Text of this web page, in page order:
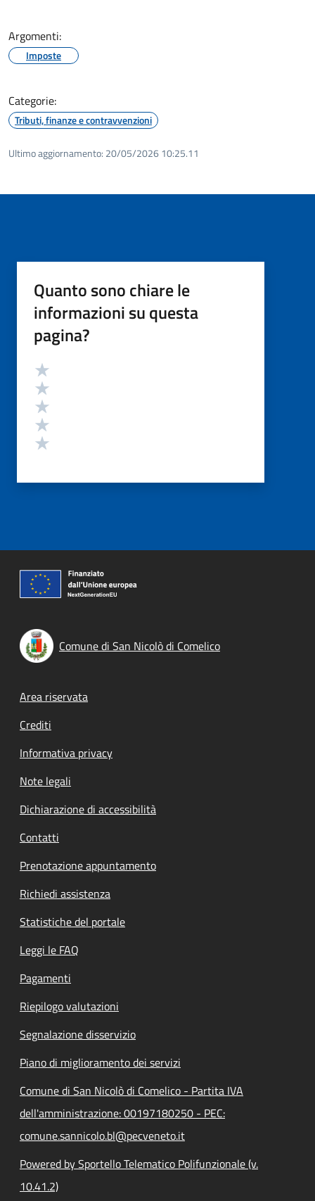
Argomenti:
Imposte
Categorie:
Tributi, finanze e contravvenzioni
Ultimo aggiornamento: 20/05/2026 10:25.11
Quanto sono chiare le
informazioni su questa
pagina?
Valutazione
Comune di San Nicolò di Comelico
Footer menu
Area riservata
Crediti
Informativa privacy
Note legali
Dichiarazione di accessibilità
Contatti
Prenotazione appuntamento
Richiedi assistenza
Statistiche del portale
Leggi le FAQ
Pagamenti
Riepilogo valutazioni
Segnalazione disservizio
Piano di miglioramento dei servizi
Comune di San Nicolò di Comelico - Partita IVA
dell'amministrazione: 00197180250 - PEC:
comune.sannicolo.bl@pecveneto.it
Powered by Sportello Telematico Polifunzionale (v.
10.41.2)